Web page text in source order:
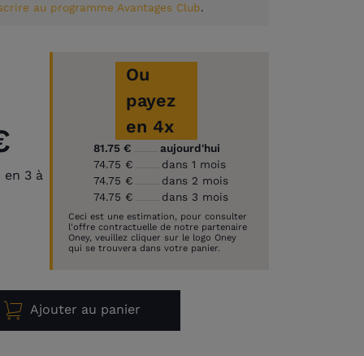
au programme Avantages Club.
en 3 à
Ou
payez
en 4x
81.75 €
aujourd'hui
74.75 €
dans 1 mois
74.75 €
dans 2 mois
74.75 €
dans 3 mois
Ceci est une estimation, pour consulter
l'offre contractuelle de notre partenaire
Oney, veuillez cliquer sur le logo Oney
qui se trouvera dans votre panier.
Ajouter au panier